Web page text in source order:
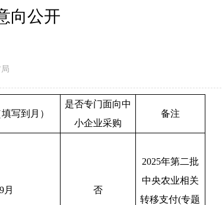
向公开
写到月）
是否专门面向中
小企业采购
备注
月 否
2025年第二批
中央农业相关
转移支付(专题